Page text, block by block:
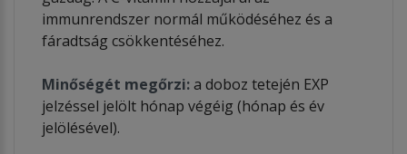
immunrendszer normál működéséhez és a
fáradtság csökkentéséhez.
Minőségét megőrzi:a doboz tetején EXP
jelzéssel jelölt hónap végéig (hónap és év
jelölésével).